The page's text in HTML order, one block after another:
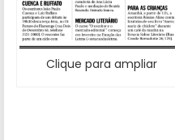
Clique para ampliar